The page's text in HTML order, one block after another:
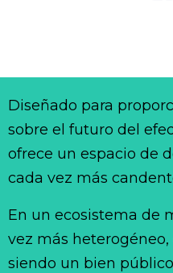
Diseñado para
sobre el futuro del
ofrece un espacio de
cada vez más
En un ecosistema de
vez más
siendo un bien